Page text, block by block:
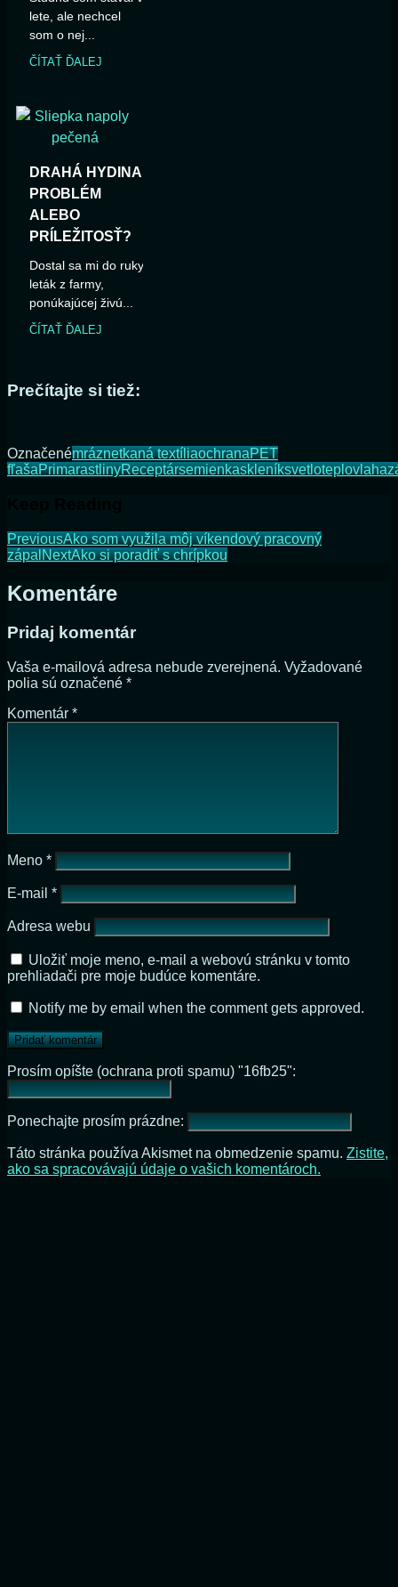
lete, ale nechcel
som o nej...
ČÍTAŤ ĎALEJ
DRAHÁ HYDINA:
PROBLÉM
ALEBO
PRÍLEŽITOSŤ?
Dostal sa mi do ruky
leták z farmy,
ponúkajúcej živú...
ČÍTAŤ ĎALEJ
Prečítajte si tiež:
Označenémráznetkaná textíliaochranaPET
fľašaPrimarastlinyReceptársemienkaskleníksvetloteplovlaha
PreviousAko som využila môj víkendový pracovný
zápalNextAko si poradiť s chrípkou
Komentáre
Pridaj komentár
Vaša e-mailová adresa nebude zverejnená. Vyžadované
polia sú označené *
Komentár *
Meno *
E-mail *
Adresa webu
Uložiť moje meno, e-mail a webovú stránku v tomto
prehliadači pre moje budúce komentáre.
Notify me by email when the comment gets approved.
Prosím opíšte (ochrana proti spamu) "16fb25":
Ponechajte prosím prázdne:
Táto stránka používa Akismet na obmedzenie spamu. Zistite,
ako sa spracovávajú údaje o vašich komentároch.